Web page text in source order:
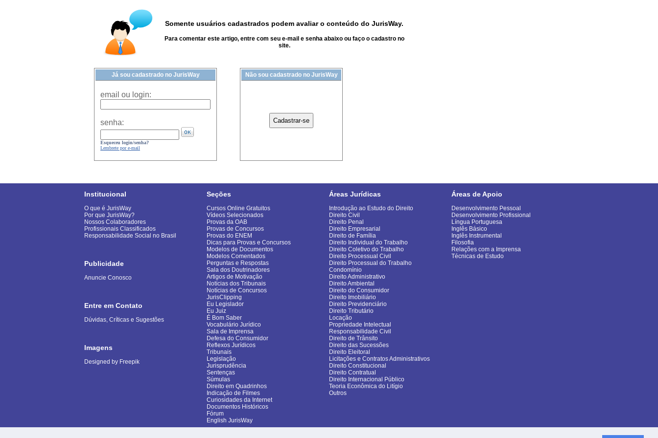
Somente usuários cadastrados podem avaliar o conteúdo do JurisWay.
Para comentar este artigo, entre com seu e-mail e senha abaixo ou faço o cadastro no
site.
Já sou cadastrado no JurisWay
email ou login:
senha:
Esqueceu login/senha?
Lembrete por e-mail
Não sou cadastrado no JurisWay
Institucional
O que é JurisWay
Por que JurisWay?
Nossos Colaboradores
Profissionais Classificados
Responsabilidade Social no Brasil
Publicidade
Anuncie Conosco
Entre em Contato
Dúvidas, Críticas e Sugestões
Imagens
Designed by Freepik
Seções
Cursos Online Gratuitos
Vídeos Selecionados
Provas da OAB
Provas de Concursos
Provas do ENEM
Dicas para Provas e Concursos
Modelos de Documentos
Modelos Comentados
Perguntas e Respostas
Sala dos Doutrinadores
Artigos de Motivação
Notícias dos Tribunais
Notícias de Concursos
JurisClipping
Eu Legislador
Eu Juiz
É Bom Saber
Vocabulário Jurídico
Sala de Imprensa
Defesa do Consumidor
Reflexos Jurídicos
Tribunais
Legislação
Jurisprudência
Sentenças
Súmulas
Direito em Quadrinhos
Indicação de Filmes
Curiosidades da Internet
Documentos Históricos
Fórum
English JurisWay
Áreas Jurídicas
Introdução ao Estudo do Direito
Direito Civil
Direito Penal
Direito Empresarial
Direito de Família
Direito Individual do Trabalho
Direito Coletivo do Trabalho
Direito Processual Civil
Direito Processual do Trabalho
Condomínio
Direito Administrativo
Direito Ambiental
Direito do Consumidor
Direito Imobiliário
Direito Previdenciário
Direito Tributário
Locação
Propriedade Intelectual
Responsabilidade Civil
Direito de Trânsito
Direito das Sucessões
Direito Eleitoral
Licitações e Contratos Administrativos
Direito Constitucional
Direito Contratual
Direito Internacional Público
Teoria Econômica do Litígio
Outros
Áreas de Apoio
Desenvolvimento Pessoal
Desenvolvimento Profissional
Língua Portuguesa
Inglês Básico
Inglês Instrumental
Filosofia
Relações com a Imprensa
Técnicas de Estudo